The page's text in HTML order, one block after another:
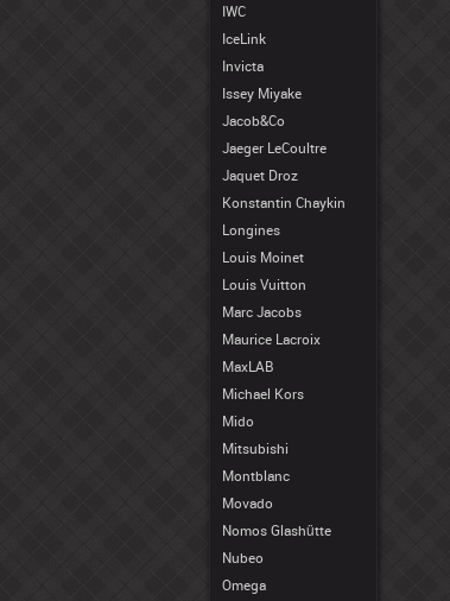
IWC
IceLink
Invicta
Issey Miyake
Jacob&Co
Jaeger LeCoultre
Jaquet Droz
Konstantin Chaykin
Longines
Louis Moinet
Louis Vuitton
Marc Jacobs
Maurice Lacroix
MaxLAB
Michael Kors
Mido
Mitsubishi
Montblanc
Movado
Nomos Glashütte
Nubeo
Omega